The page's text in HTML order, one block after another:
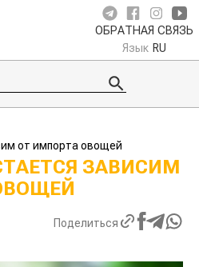
ОБРАТНАЯ СВЯЗЬ
Язык RU
от импорта овощей
ЗАВИСИМ
Поделиться